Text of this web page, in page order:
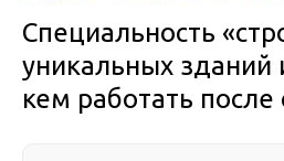
Специальность
уникальных зданий
кем работать после